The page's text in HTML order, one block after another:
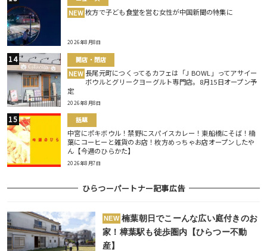
NEW 枚方で子ども食堂を営む女性が中国新聞の特集に
2026年8月8日
開店・閉店
NEW 長尾元町につくってるカフェは「J BOWL」ってアサイー
ボウルとグリークヨーグルト専門店。8月15日オープン予
定
2026年8月8日
話題
中宮にポキボウル！禁野にスパイスカレー！東船橋にそば！楠
葉にコーヒーと雑貨のお店！枚方めっちゃお店オープンしたや
ん【今週のひらかた】
2026年8月7日
ひらつーパートナー記事広告
NEW 楠葉朝日でこーんな広い庭付きのお
家！樟葉駅も徒歩圏内【ひらつー不動
産】